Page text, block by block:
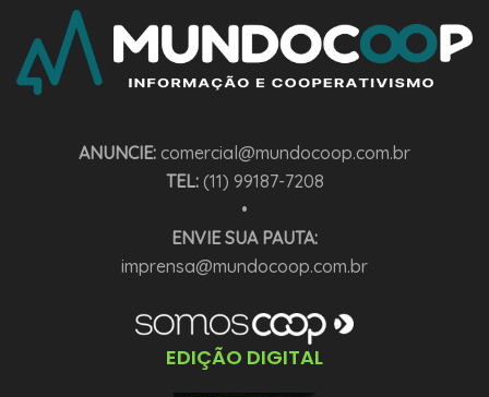
ANUNCIE: comercial@mundocoop.com.br
TEL:(11) 99187-7208
•
ENVIE SUA PAUTA:
imprensa@mundocoop.com.br
EDIÇÃO DIGITAL